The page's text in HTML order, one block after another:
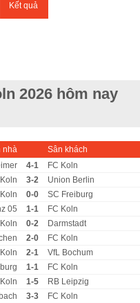
Kết quả
2026 hôm nay
nhà
Sân khách
4-1
FC Koln
3-2
Union Berlin
0-0
SC Freiburg
05 1-1
FC Koln
0-2
Darmstadt
2-0
FC Koln
2-1
VfL Bochum
1-1
FC Koln
1-5
RB Leipzig
3-3
FC Koln